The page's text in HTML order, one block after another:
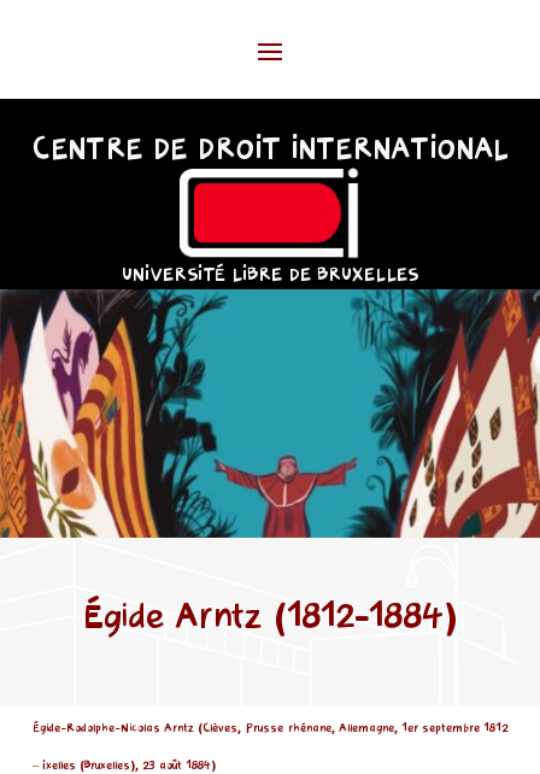
CENTRE DE DROIT INTERNATIONAL
UNIVERSITÉ LIBRE DE BRUXELLES
Égide Arntz (1812-1884)
Égide-Rodolphe-Nicolas Arntz (Clèves, Prusse rhénane, Allemagne, 1er septembre 1812
– Ixelles (Bruxelles), 23 août 1884)